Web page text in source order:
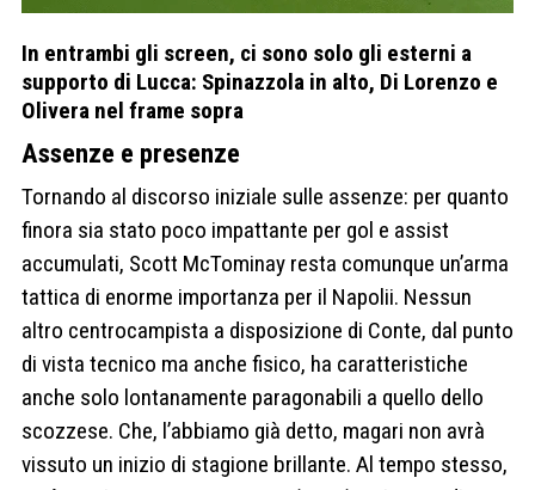
In entrambi gli screen, ci sono solo gli esterni a
supporto di Lucca: Spinazzola in alto, Di Lorenzo e
Olivera nel frame sopra
Assenze e presenze
Tornando al discorso iniziale sulle assenze: per quanto
finora sia stato poco impattante per gol e assist
accumulati, Scott McTominay resta comunque un’arma
tattica di enorme importanza per il Napolii. Nessun
altro centrocampista a disposizione di Conte, dal punto
di vista tecnico ma anche fisico, ha caratteristiche
anche solo lontanamente paragonabili a quello dello
scozzese. Che, l’abbiamo già detto, magari non avrà
vissuto un inizio di stagione brillante. Al tempo stesso,